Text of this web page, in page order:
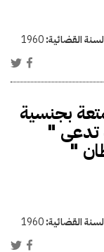
القضائية:1960
بجنسية
تدعى "
"
القضائية:1960